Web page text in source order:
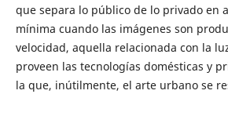
que separa lo público de lo privado en
mínima cuando las imágenes son
velocidad, aquella relacionada con la
proveen las tecnologías domésticas y
la que, inútilmente, el arte urbano se